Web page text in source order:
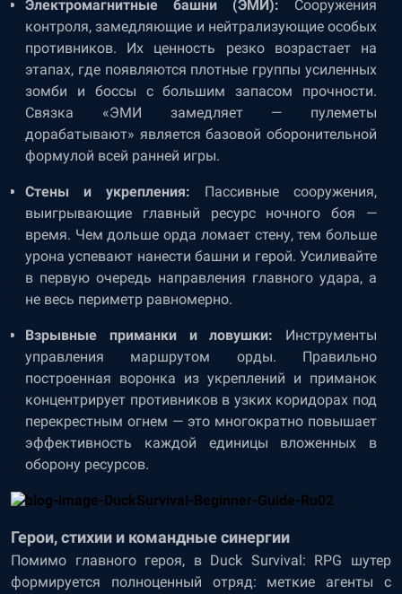
Электромагнитные башни (ЭМИ): Сооружения
контроля, замедляющие и нейтрализующие особых
противников. Их ценность резко возрастает на
этапах, где появляются плотные группы усиленных
зомби и боссы с большим запасом прочности.
Связка «ЭМИ замедляет — пулеметы
дорабатывают» является базовой оборонительной
формулой всей ранней игры.
Стены и укрепления: Пассивные сооружения,
выигрывающие главный ресурс ночного боя —
время. Чем дольше орда ломает стену, тем больше
урона успевают нанести башни и герой. Усиливайте
в первую очередь направления главного удара, а
не весь периметр равномерно.
Взрывные приманки и ловушки: Инструменты
управления маршрутом орды. Правильно
построенная воронка из укреплений и приманок
концентрирует противников в узких коридорах под
перекрестным огнем — это многократно повышает
эффективность каждой единицы вложенных в
оборону ресурсов.
Герои, стихии и командные синергии
Помимо главного героя, в Duck Survival: RPG шутер
формируется полноценный отряд: меткие агенты с